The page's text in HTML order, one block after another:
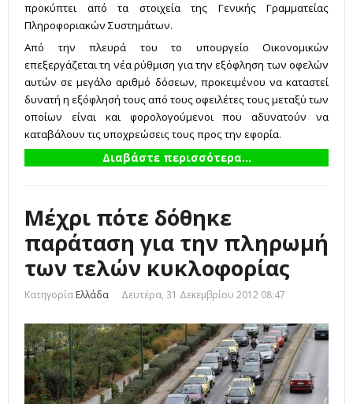
προκύπτει από τα στοιχεία της Γενικής Γραμματείας
Πληροφοριακών Συστημάτων.
Από την πλευρά του το υπουργείο Οικονομικών
επεξεργάζεται τη νέα ρύθμιση για την εξόφληση των οφελών
αυτών σε μεγάλο αριθμό δόσεων, προκειμένου να καταστεί
δυνατή η εξόφλησή τους από τους οφειλέτες τους μεταξύ των
οποίων είναι και φορολογούμενοι που αδυνατούν να
καταβάλουν τις υποχρεώσεις τους προς την εφορία.
Διαβάστε περισσότερα...
Μέχρι πότε δόθηκε
παράταση για την πληρωμή
των τελών κυκλοφορίας
Κατηγορία Ελλάδα Δευτέρα, 31 Δεκεμβρίου 2012 08:47